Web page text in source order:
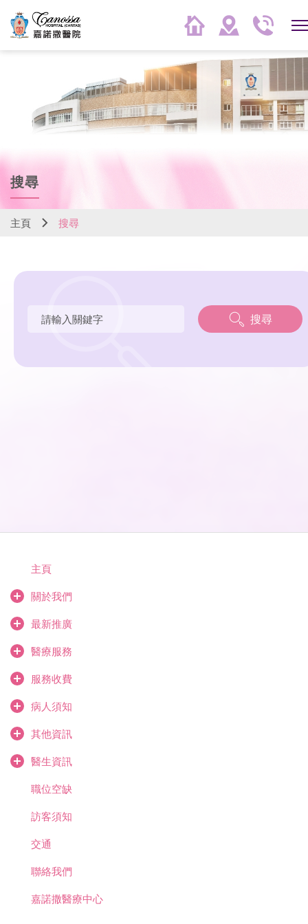
搜尋
主頁 搜尋
搜尋
主頁
關於我們
最新推廣
醫療服務
服務收費
病人須知
其他資訊
醫生資訊
職位空缺
訪客須知
交通
聯絡我們
嘉諾撒醫療中心